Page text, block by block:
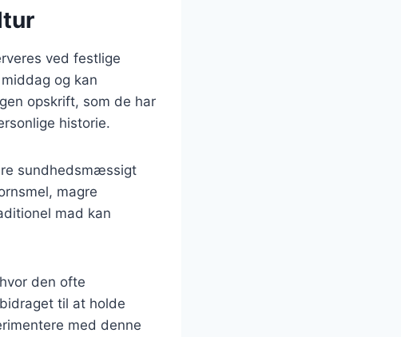
ved festlige
og kan
opskrift, som de har
historie.
sundhedsmæssigt
magre
mad kan
den ofte
til at holde
med denne